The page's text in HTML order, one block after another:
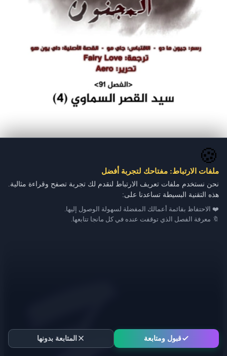
🍪
ملفات الارتباط: مفتاحك لتجربة أفضل
نحن نستخدم ملفات تعريف الارتباط لنقدم لك تجربة تصفح وقراءة مثالية.
هذه التقنية البسيطة تساعدنا على:
❤️ الاحتفاظ بقائمة أعمالك المفضلة لسهولة الوصول إليها.
🔖 معرفة الفصل الذي توقفت عنده في كل مانجا تتابعها.
قبول ومتابعة المتابعة بدونها